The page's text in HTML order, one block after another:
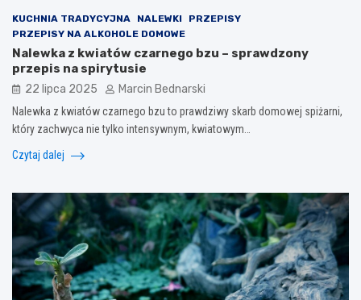
KUCHNIA TRADYCYJNA NALEWKI
PRZEPISY
PRZEPISY NA ALKOHOLE DOMOWE
Nalewka z kwiatów czarnego bzu – sprawdzony
przepis na spirytusie
22 lipca 2025 Marcin Bednarski
Nalewka z kwiatów czarnego bzu to prawdziwy skarb domowej spiżarni,
który zachwyca nie tylko intensywnym, kwiatowym…
Czytaj dalej